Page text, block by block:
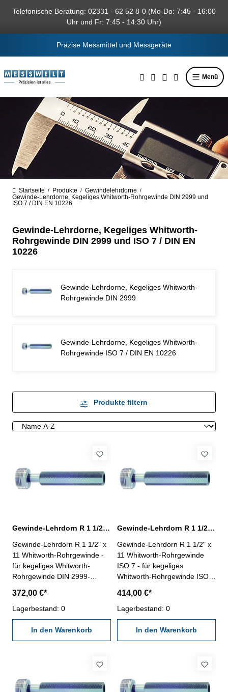
springen
Telefonische Beratung: 02331 - 62 52 8-0 (Mo-Do: 7:45 - 16:00
Uhr und Fr: 7:45 - 14:30 Uhr)
Präzise Messmittel und Messgeräte
Menü
Startseite / Produkte / Gewindelehrdorne /
Gewinde-Lehrdorne, Kegeliges Whitworth-Rohrgewinde DIN 2999 und
ISO 7 / DIN EN 10226
Gewinde-Lehrdorne, Kegeliges Whitworth-
Rohrgewinde DIN 2999 und ISO 7 / DIN EN
10226
Gewinde-Lehrdorne, Kegeliges Whitworth-
Rohrgewinde DIN 2999
Gewinde-Lehrdorne, Kegeliges Whitworth-
Rohrgewinde ISO 7 / DIN EN 10226
Produkte filtern
Gewinde-Lehrdorn R 1 1/2" für Whitworth-Rohrgewinde
Gewinde-Lehrdorn R 1 1/2" x
11 Whitworth-Rohrgewinde -
für kegeliges Whitworth-
Rohrgewinde DIN 2999-
"Ausschuss"- die
Grenzlehrdorne sind mit GLD-
Rp DIN 2999 beschriftet
Nennmaß: R 1 1/2" x 11
372,00 €*
Lagerbestand: 0
In den Warenkorb
Gewinde-Lehrdorn R 1 1/2" Whitworth-Rohrgewinde ISO 7
Gewinde-Lehrdorn R 1 1/2" x
11 Whitworth-Rohrgewinde
ISO 7 - für kegeliges
Whitworth-Rohrgewinde ISO 7
Rechtsgewinde, "Gut" und
"Ausschuss"- die
Grenzlehrdorne ISO 7-2:2000
und DIN EN 10226-3 sind mit
ISO 7 Rc/Rp Nr. 1 beschriftet
414,00 €*
Lagerbestand: 0
In den Warenkorb